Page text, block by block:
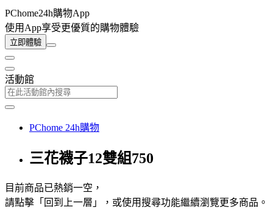
PChome24h購物App
使用App享受更優質的購物體驗
立即體驗
活動館
PChome 24h購物
三花襪子12雙組750
目前商品已熱銷一空，
請點擊「回到上一層」，或使用搜尋功能繼續瀏覽更多商品。